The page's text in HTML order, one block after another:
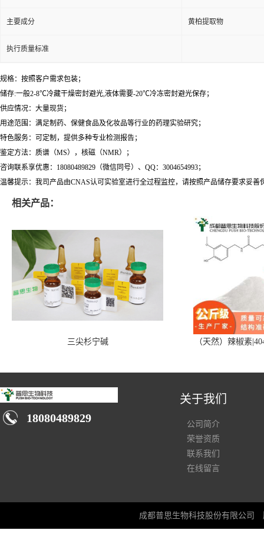
主要成分 黄柏提取物
执行质量标准
规格：按照客户需求包装；
储存:一般2-8℃冷藏干燥密封避光,液体需要-20℃冷冻密封避光保存；
供应情况：大量现货；
用途范围：满足制药、保健食品及化妆品等行业的药理实验研究；
特色服务：可定制，提供多种专业检测报告；
鉴定方法：质谱（MS），核磁（NMR）；
咨询联系享优惠：18080489829（微信同号）、QQ：3004654993；
温馨提示：我司产品由CNAS认可实验室进行全过程监控，请按照产品储存要求妥善
相关产品：
三尖杉宁碱 （天然）辣椒素
18080489829
关于我们
公司简介
荣誉资质
联系我们
在线留言
成都普思生物科技股份有限公司